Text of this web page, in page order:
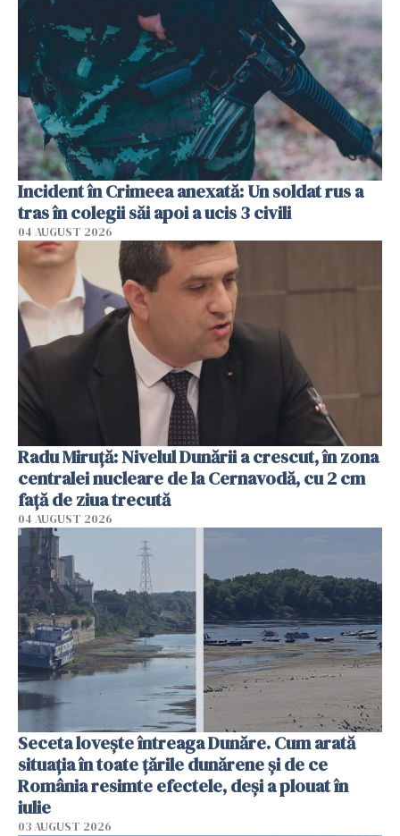
Incident în Crimeea anexată: Un soldat rus a
tras în colegii săi apoi a ucis 3 civili
04 AUGUST 2026
Radu Miruţă: Nivelul Dunării a crescut, în zona
centralei nucleare de la Cernavodă, cu 2 cm
faţă de ziua trecută
04 AUGUST 2026
Seceta lovește întreaga Dunăre. Cum arată
situația în toate țările dunărene și de ce
România resimte efectele, deși a plouat în
iulie
03 AUGUST 2026